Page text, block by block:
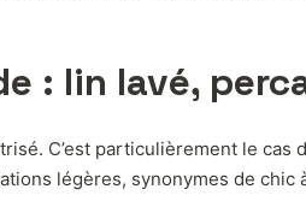
: lin lavé,
C’est particulièrement le cas
légères, synonymes de chic